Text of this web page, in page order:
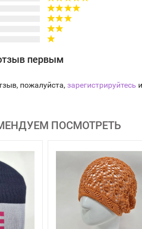
первым
пожалуйста, зарегистрируйтесь
ПОСМОТРЕТЬ